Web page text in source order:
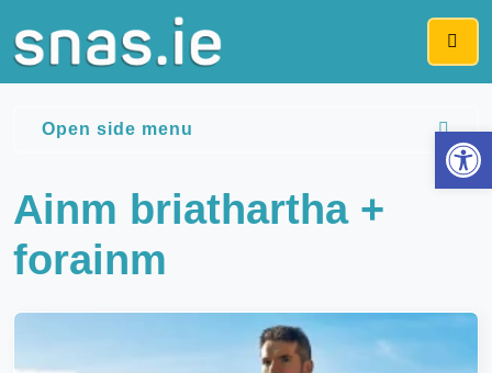
Ainm briathartha +
forainm
Open side menu